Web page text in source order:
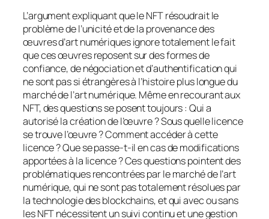
L’argument expliquant que le NFT résoudrait le
problème de l’unicité et de la provenance des
œuvres d’art numériques ignore totalement le fait
que ces œuvresreposent sur des formes de
confiance, de négociation et d’authentification qui
ne sont pas siétrangèresà l’histoire plus longue du
marché de l’art numérique. Même en recourant aux
NFT,des questions seposenttoujours : Qui a
autoriséla création de l’œuvre? Sous quellelicence
se trouvel’œuvre ?Comment accéder à cette
licence ?Que se passe-t-il en cas de modifications
apportées à la licence ? Ces questionspointent des
problématiques rencontrées par le marché de l’art
numérique, qui ne sont pas totalement résolues par
la technologie des blockchains, etqui avec ou sans
les NFT nécessitent un suivi continu et une gestion